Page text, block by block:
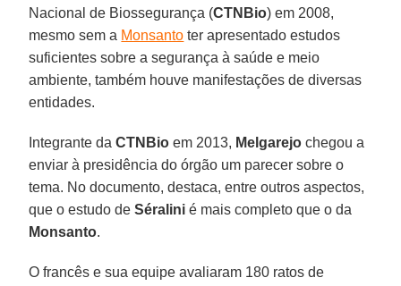
Nacional de Biossegurança (CTNBio) em 2008,
mesmo sem a Monsanto ter apresentado estudos
suficientes sobre a segurança à saúde e meio
ambiente, também houve manifestações de diversas
entidades.
Integrante daCTNBio em 2013, Melgarejo chegou a
enviar à presidência do órgão um parecer sobre o
tema. No documento, destaca, entre outros aspectos,
que o estudo deSéralini é mais completo que o da
Monsanto.
O francês e sua equipe avaliaram 180 ratos de